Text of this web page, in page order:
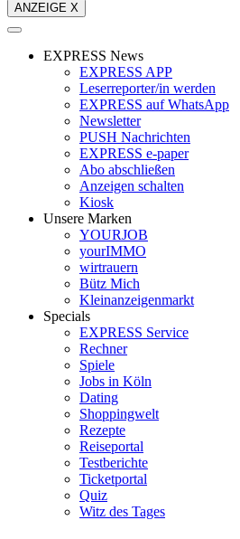
ANZEIGE X
EXPRESS News
EXPRESS APP
Leserreporter/in werden
EXPRESS auf WhatsApp
Newsletter
PUSH Nachrichten
EXPRESS e-paper
Abo abschließen
Anzeigen schalten
Kiosk
Unsere Marken
YOURJOB
yourIMMO
wirtrauern
Bütz Mich
Kleinanzeigenmarkt
Specials
EXPRESS Service
Rechner
Spiele
Jobs in Köln
Dating
Shoppingwelt
Rezepte
Reiseportal
Testberichte
Ticketportal
Quiz
Witz des Tages